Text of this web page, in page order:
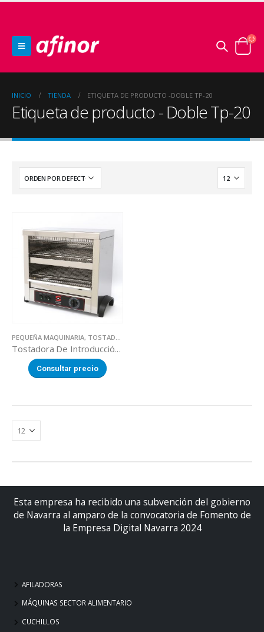
INICIO TIENDA ETIQUETA DE PRODUCTO -DOBLE TP-20
Etiqueta de producto - Doble Tp-20
PEQUEÑA MAQUINARIA, TOSTADORAS
Tostadora De Introducción Horizontal Doble
Consultar precio
Esta empresa ha recibido una subvención del gobierno
de Navarra al amparo de la convocatoria de Fomento de
la Empresa Digital Navarra 2024
AFILADORAS
MÁQUINAS SECTOR ALIMENTARIO
CUCHILLOS